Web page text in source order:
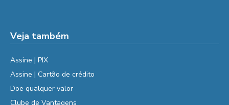
Veja também
Assine | PIX
Assine | Cartão de crédito
Doe qualquer valor
Clube de Vantagens